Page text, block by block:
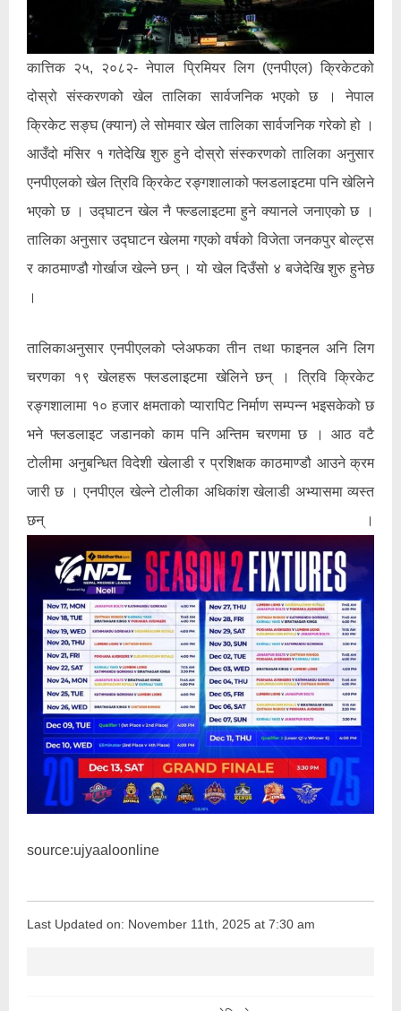
कात्तिक २५, २०८२- नेपाल प्रिमियर लिग (एनपीएल) क्रिकेटको
दोस्रो संस्करणको खेल तालिका सार्वजनिक भएको छ । नेपाल
क्रिकेट सङ्घ (क्यान) ले सोमवार खेल तालिका सार्वजनिक गरेको हो ।
आउँदो मंसिर १ गतेदेखि शुरु हुने दोस्रो संस्करणको तालिका अनुसार
एनपीएलको खेल त्रिवि क्रिकेट रङ्गशालाको फ्लडलाइटमा पनि खेलिने
भएको छ । उद्घाटन खेल नै फ्ल्डलाइटमा हुने क्यानले जनाएको छ ।
तालिका अनुसार उद्घाटन खेलमा गएको वर्षको विजेता जनकपुर बोल्ट्स
र काठमाण्डौ गोर्खाज खेल्ने छन् । यो खेल दिउँसो ४ बजेदेखि शुरु हुनेछ
।
तालिकाअनुसार एनपीएलको प्लेअफका तीन तथा फाइनल अनि लिग
चरणका १९ खेलहरू फ्लडलाइटमा खेलिने छन् । त्रिवि क्रिकेट
रङ्गशालामा १० हजार क्षमताको प्यारापिट निर्माण सम्पन्न भइसकेको छ
भने फ्लडलाइट जडानको काम पनि अन्तिम चरणमा छ । आठ वटै
टोलीमा अनुबन्धित विदेशी खेलाडी र प्रशिक्षक काठमाण्डौ आउने क्रम
जारी छ । एनपीएल खेल्ने टोलीका अधिकांश खेलाडी अभ्यासमा व्यस्त
छन् ।
source:ujyaaloonline
Last Updated on: November 11th, 2025 at 7:30 am